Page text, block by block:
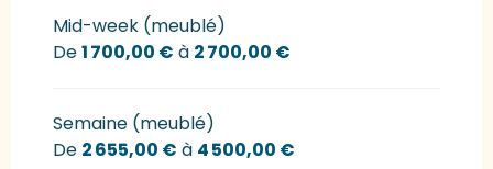
Mid-week (meublé)
De1 700,00 € à 2 700,00 €
Semaine (meublé)
De 2 655,00 € à 4 500,00 €